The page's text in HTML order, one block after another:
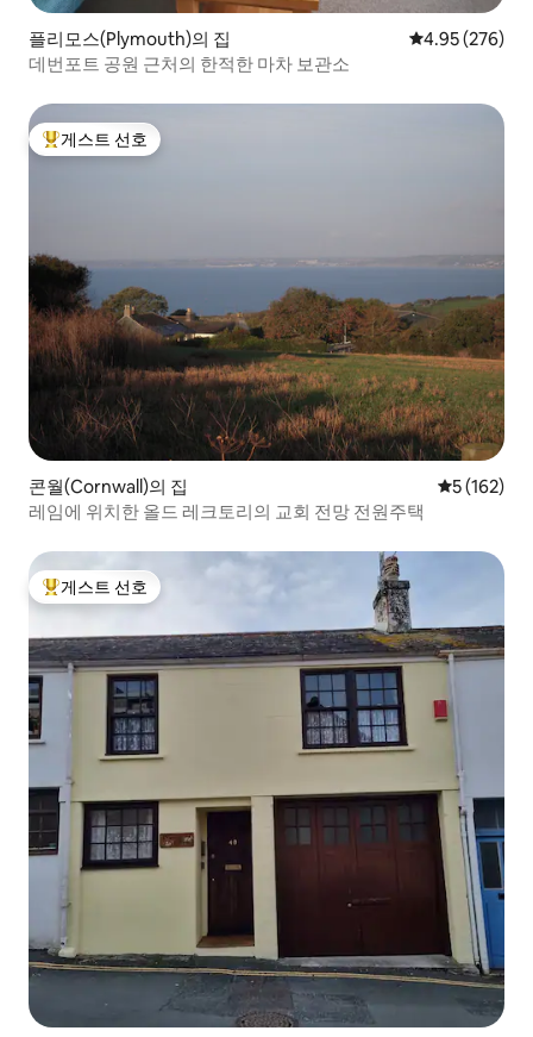
플리모스(Plymouth)의 집 평점 4.95점(5
4.95 (276)
데번포트 공원 근처의 한적한 마차 보관소
상위 게스트 선호
게스트 선호
콘월(Cornwall)의 집 평점 5점(5
5 (162)
레임에 위치한 올드 레크토리의 교회 전망 전원주택
상위 게스트 선호
게스트 선호